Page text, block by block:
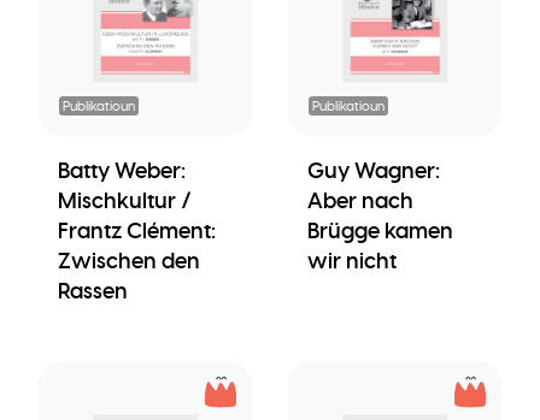
Publikatioun
Batty Weber:
Mischkultur /
Frantz Clément:
Zwischen den
Rassen
Publikatioun
Guy Wagner:
Aber nach
Brügge kamen
wir nicht